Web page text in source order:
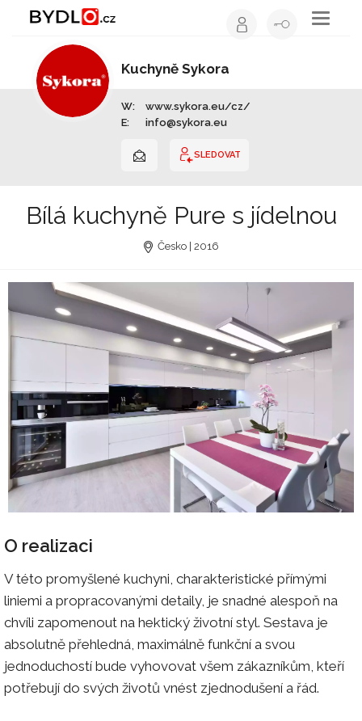
Toggle
Kuchyně Sykora
W:
www.sykora.eu/cz/
E:
info@sykora.eu
SLEDOVAT
Bílá kuchyně Pure s jídelnou
Česko | 2016
O realizaci
V této promyšlené kuchyni, charakteristické přímými
liniemi a propracovanými detaily, je snadné alespoň na
chvíli zapomenout na hektický životní styl. Sestava je
absolutně přehledná, maximálně funkční a svou
jednoduchostí bude vyhovovat všem zákazníkům, kteří
potřebují do svých životů vnést zjednodušení a řád.